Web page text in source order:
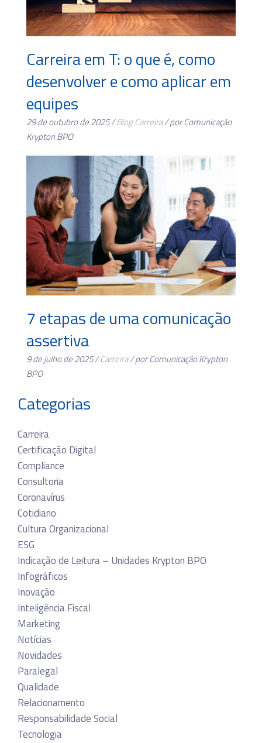
Carreira em T: o que é, como
desenvolver e como aplicar em
equipes
29 de outubro de 2025 /Blog Carreira/ por Comunicação
Krypton BPO
7 etapas de uma comunicação
assertiva
9 de julho de 2025 /Carreira/ por Comunicação Krypton
BPO
Categorias
Carreira
Certificação Digital
Compliance
Consultoria
Coronavírus
Cotidiano
Cultura Organizacional
ESG
Indicação de Leitura – Unidades Krypton BPO
Infográficos
Inovação
Inteligência Fiscal
Marketing
Notícias
Novidades
Paralegal
Qualidade
Relacionamento
Responsabilidade Social
Tecnologia